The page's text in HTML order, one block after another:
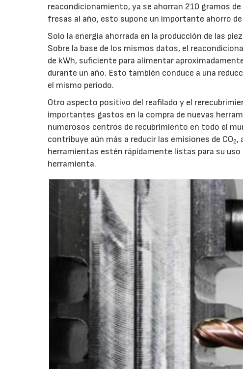
reacondicionamiento, ya se ahorran 210 gramos
fresas al año, esto supone un importante ahorro
Solo la energía ahorrada en la producción de las
Sobre la base de los mismos datos, el
de kWh, suficiente para alimentar
durante un año. Esto también conduce a una
el mismo período.
Otro aspecto positivo del reafilado y el
importantes gastos en la compra de nuevas
numerosos centros de recubrimiento en todo el
contribuye aún más a reducir las emisiones de CO2,
herramientas estén rápidamente listas para su
herramienta.